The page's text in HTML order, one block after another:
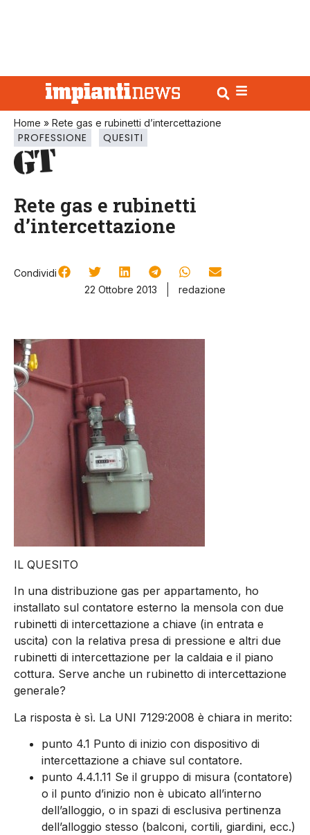
Home » Rete gas e rubinetti d’intercettazione
PROFESSIONE QUESITI
Rete gas e rubinetti
d’intercettazione
Condividi
22 Ottobre 2013
redazione
IL QUESITO
In una distribuzione gas per appartamento, ho
installato sul contatore esterno la mensola con due
rubinetti di intercettazione a chiave (in entrata e
uscita) con la relativa presa di pressione e altri due
rubinetti di intercettazione per la caldaia e il piano
cottura. Serve anche un rubinetto di intercettazione
generale?
La risposta è sì. La UNI 7129:2008 è chiara in merito:
punto 4.1 Punto di inizio con dispositivo di
intercettazione a chiave sul contatore.
punto 4.4.1.11 Se il gruppo di misura (contatore)
o il punto d’inizio non è ubicato all’interno
dell’alloggio, o in spazi di esclusiva pertinenza
dell’alloggio stesso (balconi, cortili, giardini, ecc.)